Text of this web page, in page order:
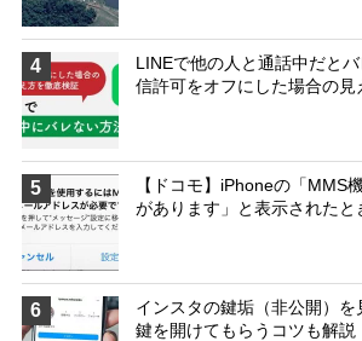
4
LINEで他の人と通話中だと
信許可をオフにした場合の見
5
【ドコモ】iPhoneの「MMS
があります」と表示されたと
6
インスタの鍵垢（非公開）を
鍵を開けてもらうコツも解説